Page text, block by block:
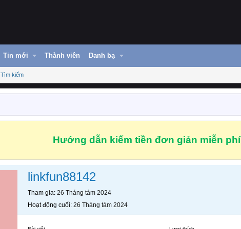
Tin mới Thành viên Danh bạ
Tìm kiếm
Hướng dẫn kiếm tiền đơn giản miễn phí
linkfun88142
Tham gia 26 Tháng tám 2024
Hoạt động cuối 26 Tháng tám 2024